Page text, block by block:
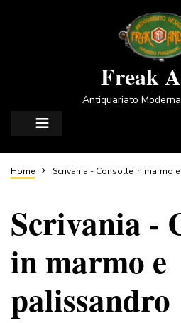
Freak
Antiquariato
Briciole
di
pane
Home Scrivania - Consolle in marmo
Scrivania -
in marmo e
palissandro